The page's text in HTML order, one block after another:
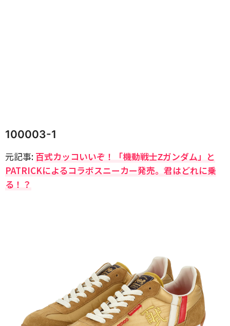
100003-1
元記事: 百式カッコいいぞ！「機動戦士Ζガンダム」と
PATRICKによるコラボスニーカー発売。君はどれに乗
る！？